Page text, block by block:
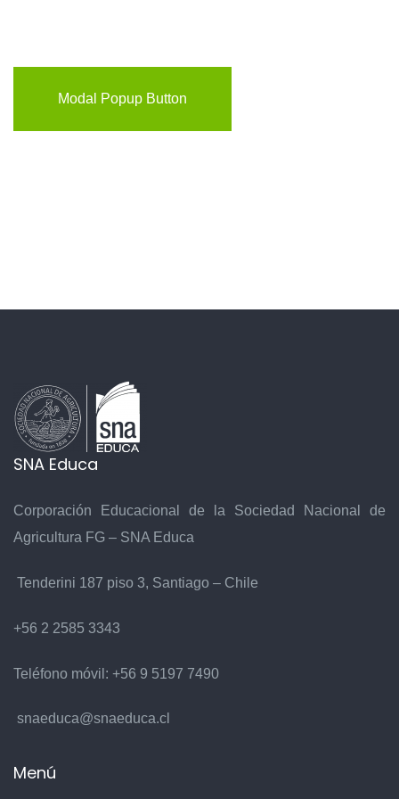
Modal Popup Button
SNA Educa
Corporación Educacional de la Sociedad Nacional de
Agricultura FG – SNA Educa
Tenderini 187 piso 3, Santiago – Chile
+56 2 2585 3343
Teléfono móvil: +56 9 5197 7490
snaeduca@snaeduca.cl
Menú